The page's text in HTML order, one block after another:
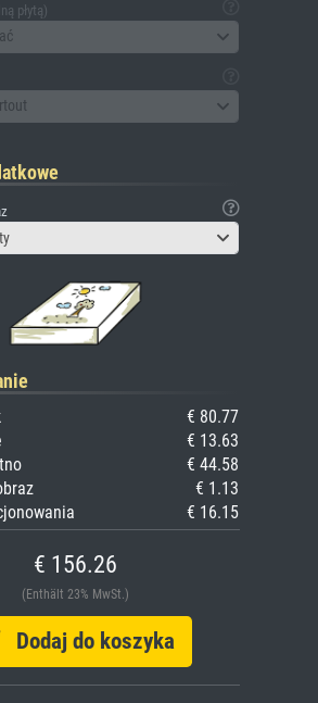
płytą)
€ 80.77
€ 13.63
€ 44.58
€ 1.13
€ 16.15
€ 156.26
(Enthält 23% MwSt.)
Dodaj do koszyka